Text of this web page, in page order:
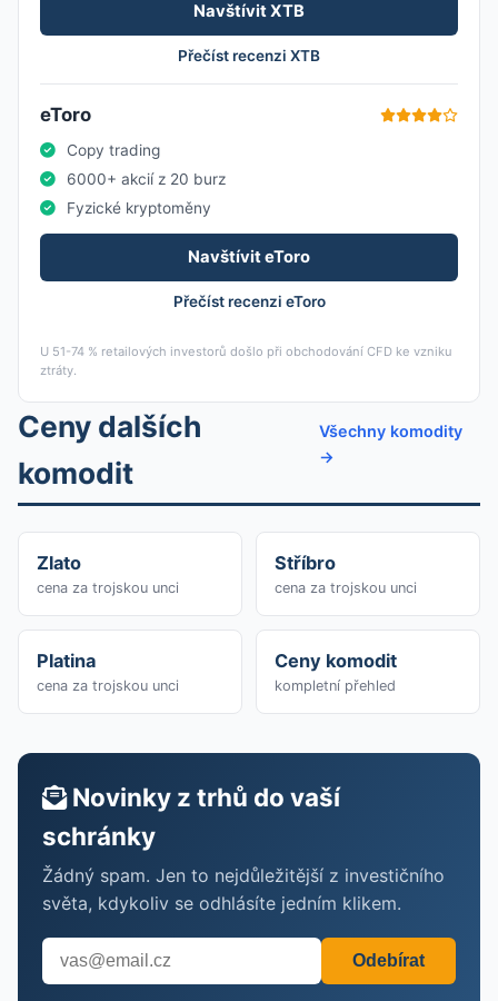
Navštívit XTB
Přečíst recenzi XTB
eToro
Copy trading
6000+ akcií z 20 burz
Fyzické kryptoměny
Navštívit eToro
Přečíst recenzi eToro
U 51-74 % retailových investorů došlo při obchodování CFD ke vzniku
ztráty.
Ceny dalších
komodit
Všechny komodity
→
Zlato
cena za trojskou unci
Stříbro
cena za trojskou unci
Platina
cena za trojskou unci
Ceny komodit
kompletní přehled
Novinky z trhů do vaší
schránky
Žádný spam. Jen to nejdůležitější z investičního
světa, kdykoliv se odhlásíte jedním klikem.
Odebírat